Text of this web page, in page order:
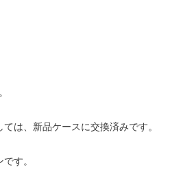
は、新品ケースに交換済みです。
す。